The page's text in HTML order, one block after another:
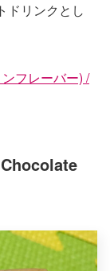
ドリンクとし
フレーバー) /